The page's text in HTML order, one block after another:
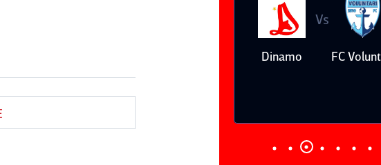
Dinamo
Vs
FC